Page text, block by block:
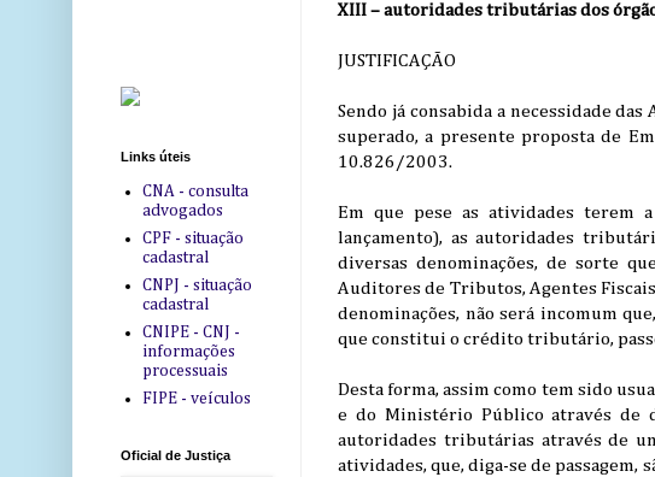
XIII – autoridades tributárias dos
JUSTIFICAÇÃO
Sendo já consabida a necessidade
superado, a presente proposta de
10.826/2003.
Em que pese as atividades terem
lançamento), as autoridades
diversas denominações, de sorte
Auditores de Tributos, Agentes
denominações, não será incomum
que constitui o crédito tributário,
Desta forma, assim como tem sido
e do Ministério Público através de
autoridades tributárias através de
atividades, que, diga-se de passagem,
Links úteis
CNA - consulta
advogados
CPF - situação
cadastral
CNPJ - situação
cadastral
CNIPE - CNJ -
informações
processuais
FIPE - veículos
Oficial de Justiça